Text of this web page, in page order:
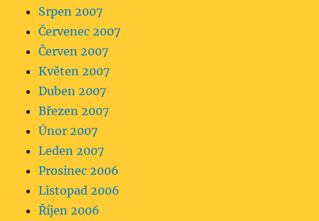
Srpen 2007
Červenec 2007
Červen 2007
Květen 2007
Duben 2007
Březen 2007
Únor 2007
Leden 2007
Prosinec 2006
Listopad 2006
Říjen 2006